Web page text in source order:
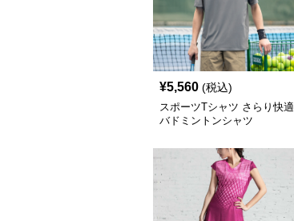
¥5,560 (税込)
スポーツTシャツ さらり快適
バドミントンシャツ